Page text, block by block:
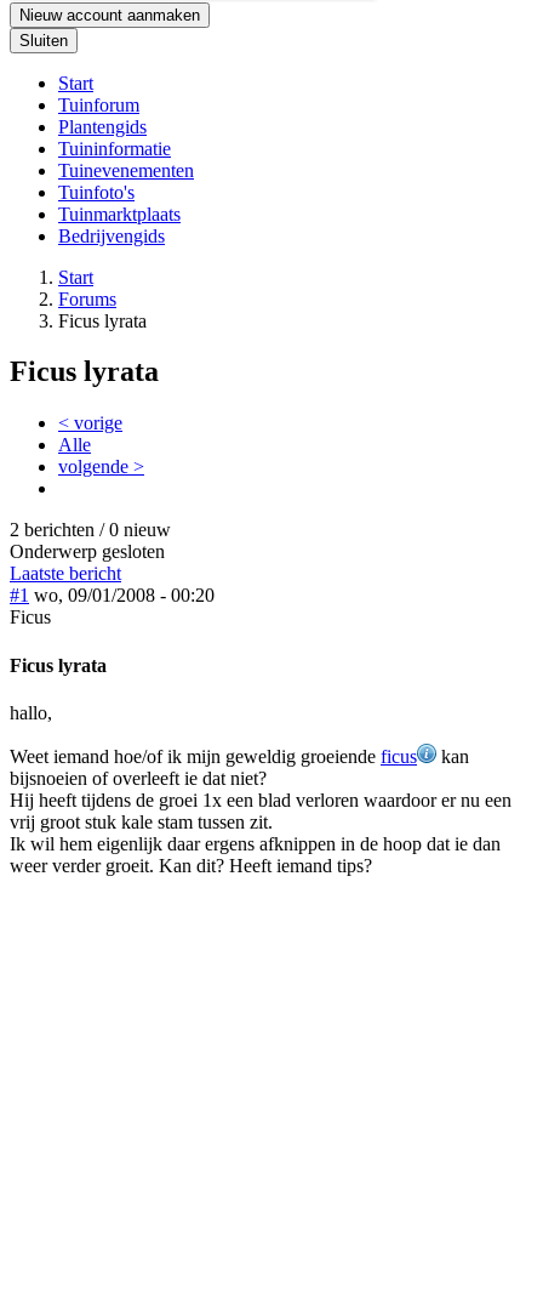
Nieuw account aanmaken
Sluiten
Start
Tuinforum
Plantengids
Tuininformatie
Tuinevenementen
Tuinfoto's
Tuinmarktplaats
Bedrijvengids
Start
Forums
Ficus lyrata
Ficus lyrata
< vorige
Alle
volgende >
2 berichten / 0 nieuw
Onderwerp gesloten
Laatste bericht
#1 wo, 09/01/2008 - 00:20
Ficus
Ficus lyrata
hallo,
Weet iemand hoe/of ik mijn geweldig groeiende ficus
kan
bijsnoeien of overleeft ie dat niet?
Hij heeft tijdens de groei 1x een blad verloren waardoor er nu een
vrij groot stuk kale stam tussen zit.
Ik wil hem eigenlijk daar ergens afknippen in de hoop dat ie dan
weer verder groeit. Kan dit? Heeft iemand tips?